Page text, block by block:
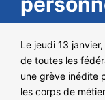
NOS
Le jeudi 13
de toutes les
une grève inédite
les corps de